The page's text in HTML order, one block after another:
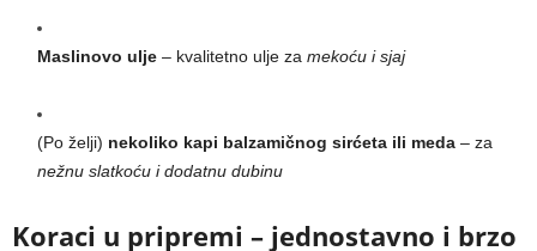
Maslinovo ulje – kvalitetno ulje za mekoću i sjaj
(Po želji) nekoliko kapi balzamičnog sirćeta ili meda – za
nežnu slatkoću i dodatnu dubinu
Koraci u pripremi – jednostavno i brzo